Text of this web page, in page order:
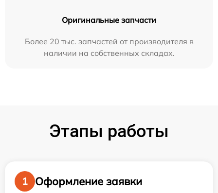
Оригинальные запчасти
Более 20 тыс. запчастей от производителя в
наличии на собственных складах.
Этапы работы
1
Оформление заявки